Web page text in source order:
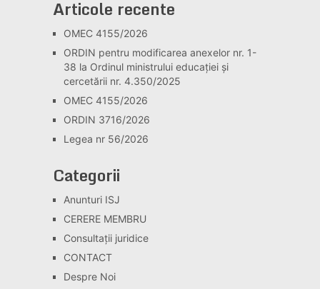
Articole recente
OMEC 4155/2026
ORDIN pentru modificarea anexelor nr. 1-
38 la Ordinul ministrului educației și
cercetării nr. 4.350/2025
OMEC 4155/2026
ORDIN 3716/2026
Legea nr 56/2026
Categorii
Anunturi ISJ
CERERE MEMBRU
Consultaţii juridice
CONTACT
Despre Noi